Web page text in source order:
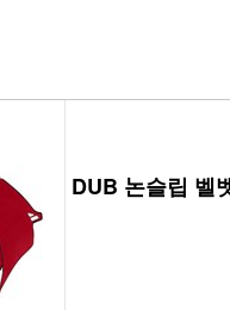
DUB 논슬립 벨